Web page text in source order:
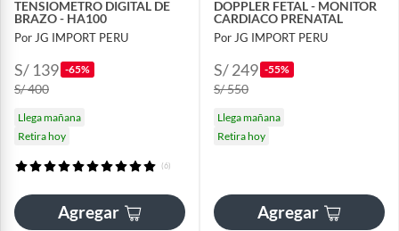
TENSIOMETRO DIGITAL DE
BRAZO - HA100
Por JG IMPORT PERU
S/ 139 -65%
S/ 400
Llega mañana
Retira hoy
(6)
Agregar
DOPPLER FETAL - MONITOR
CARDIACO PRENATAL
Por JG IMPORT PERU
S/ 249 -55%
S/ 550
Llega mañana
Retira hoy
Agregar